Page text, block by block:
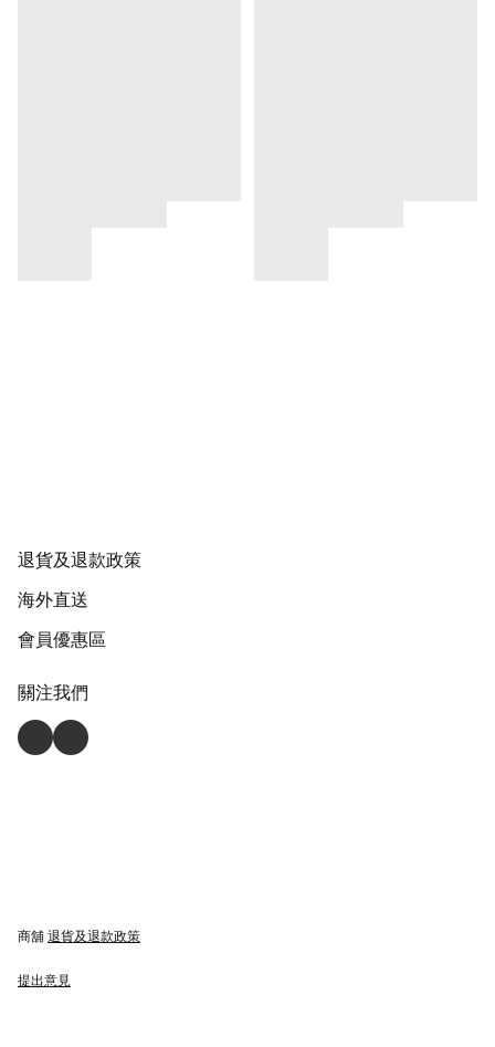
退貨及退款政策
海外直送
會員優惠區
關注我們
商舖 退貨及退款政策
提出意見